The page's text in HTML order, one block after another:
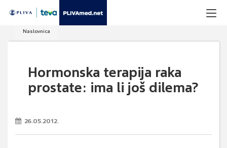
Naslovnica
Hormonska terapija raka
prostate: ima li još dilema?
26.05.2012.